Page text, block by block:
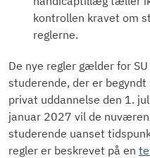
kontrollen kravet om
reglerne.
De nye regler gælder for
studerende, der er
privat uddannelse den 1.
januar 2027 vil de
studerende uanset
regler er beskrevet på en